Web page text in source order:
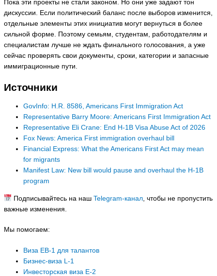
Пока эти проекты не стали законом. Но они уже задают тон
дискуссии. Если политический баланс после выборов изменится,
отдельные элементы этих инициатив могут вернуться в более
сильной форме. Поэтому семьям, студентам, работодателям и
специалистам лучше не ждать финального голосования, а уже
сейчас проверять свои документы, сроки, категории и запасные
иммиграционные пути.
Источники
GovInfo: H.R. 8586, Americans First Immigration Act
Representative Barry Moore: Americans First Immigration Act
Representative Eli Crane: End H-1B Visa Abuse Act of 2026
Fox News: America First immigration overhaul bill
Financial Express: What the Americans First Act may mean
for migrants
Manifest Law: New bill would pause and overhaul the H-1B
program
Подписывайтесь на наш Telegram-канал, чтобы не пропустить
важные изменения.
Мы помогаем:
Виза EB-1 для талантов
Бизнес-виза L-1
Инвесторская виза E-2